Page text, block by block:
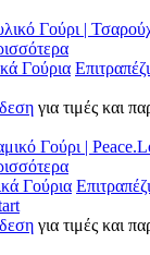
Γούρια
για τιμές και
Γούρια
για τιμές και